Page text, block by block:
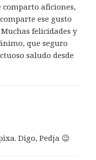
comparto aficiones,
ese gusto
felicidades y
que seguro
saludo desde
Digo, Pedja 😉